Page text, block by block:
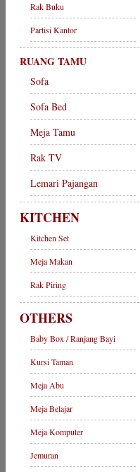
Rak Buku
Partisi Kantor
RUANG TAMU
Sofa
Sofa Bed
Meja Tamu
Rak TV
Lemari Pajangan
KITCHEN
Kitchen Set
Meja Makan
Rak Piring
OTHERS
Baby Box / Ranjang Bayi
Kursi Taman
Meja Abu
Meja Belajar
Meja Komputer
Jemuran